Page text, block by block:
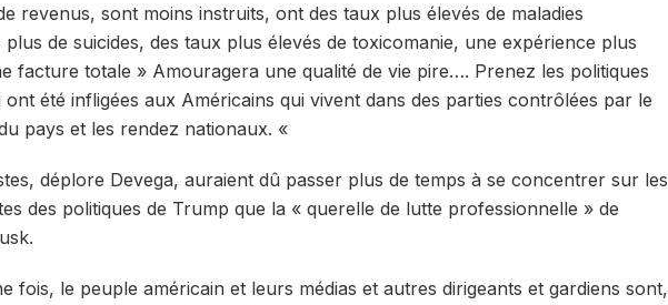
revenus, sont moins instruits, ont des taux plus élevés de maladies
plus de suicides, des taux plus élevés de toxicomanie, une expérience plus
facture totale » Amouragera une qualité de vie pire…. Prenez les politiques
ont été infligées aux Américains qui vivent dans des parties contrôlées par le
pays et les rendez nationaux. «
déplore Devega, auraient dû passer plus de temps à se concentrer sur les
des politiques de Trump que la « querelle de lutte professionnelle » de
fois, le peuple américain et leurs médias et autres dirigeants et gardiens sont,